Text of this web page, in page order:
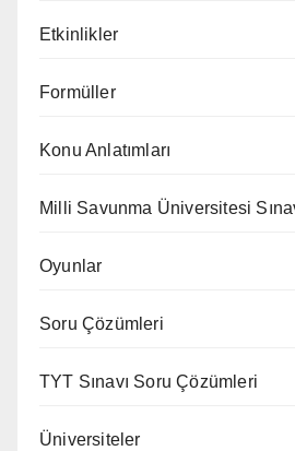
Etkinlikler
Formüller
Konu Anlatımları
Milli Savunma Üniversitesi
Oyunlar
Soru Çözümleri
TYT Sınavı Soru Çözümleri
Üniversiteler